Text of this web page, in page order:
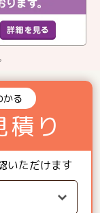
かる
積り
いただけます